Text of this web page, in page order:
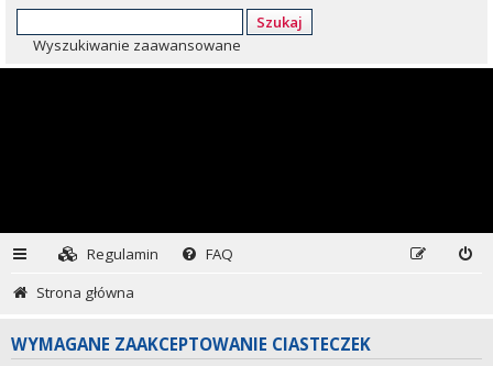
Szukaj
Wyszukiwanie zaawansowane
Regulamin
FAQ
Strona główna
WYMAGANE ZAAKCEPTOWANIE CIASTECZEK